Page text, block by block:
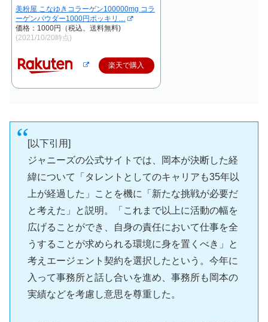
美粉屋 こなゆきコラーゲン100000mg コラ
ーゲンパウダー1000円ポッキリ…
価格：1000円（税込、送料無料)
(2021/10/20時点)
楽天で購入
[以下引用]
ジャニーズの公式サイトでは、岡本が決断した経
緯について「タレントとしてのキャリアも35年以
上が経過した」ことを機に「新たな挑戦が必要だ
と考えた」と説明。「これまで以上に活動の幅を
広げることができ、自身の責任において仕事を全
うすることが求められる環境に身を置くべき」と
考えエージェント契約を選択したという。今年に
入って事務所と話し合いを進め、事務所も岡本の
実績などを考慮し意思を尊重した。